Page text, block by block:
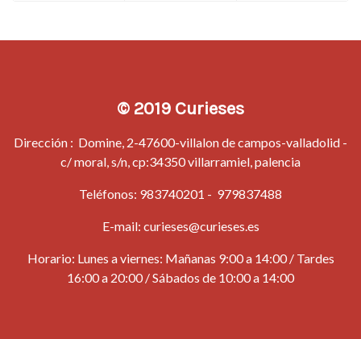
© 2019 Curieses
Dirección : Domine, 2-47600-villalon de campos-valladolid -
c/ moral, s/n, cp:34350 villarramiel, palencia
Teléfonos: 983740201 - 979837488
E-mail: curieses@curieses.es
Horario: Lunes a viernes: Mañanas 9:00 a 14:00 / Tardes
16:00 a 20:00 / Sábados de 10:00 a 14:00